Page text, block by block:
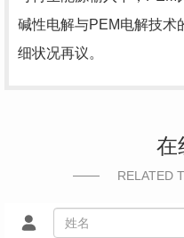
碱性电解与PEM电解技术
细状况再议。
在
RELATED